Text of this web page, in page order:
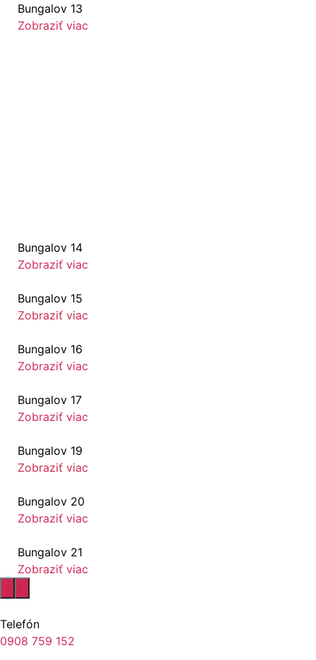
Bungalov 13
Zobraziť viac
Bungalov 14
Zobraziť viac
Bungalov 15
Zobraziť viac
Bungalov 16
Zobraziť viac
Bungalov 17
Zobraziť viac
Bungalov 19
Zobraziť viac
Bungalov 20
Zobraziť viac
Bungalov 21
Zobraziť viac
Telefón
0908 759 152